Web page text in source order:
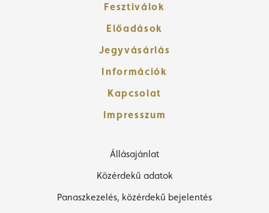
Fesztiválok
Előadások
Jegyvásárlás
Információk
Kapcsolat
Impresszum
Állásajánlat
Közérdekű adatok
Panaszkezelés, közérdekű bejelentés